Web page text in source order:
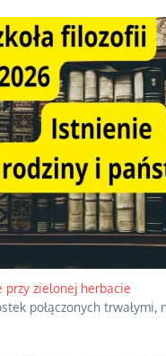
przy zielonej herbacie
połączonych trwałymi,